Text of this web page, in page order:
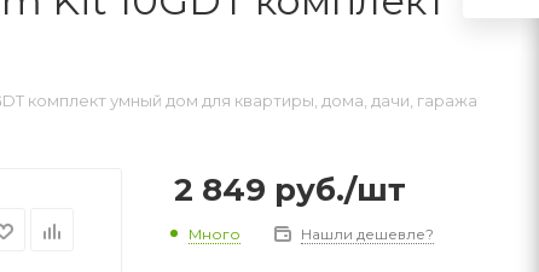
комплект умный дом для квартиры, дома, дачи, гаража
2 849 руб./шт
Много Нашли дешевле?